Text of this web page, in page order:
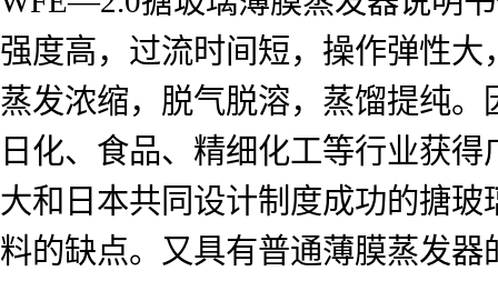
强度高，过流时间短，操作弹性
蒸发浓缩，脱气脱溶，蒸馏提纯
日化、食品、精细化工等行业获
大和日本共同设计制度成功的搪
料的缺点。又具有普通薄膜蒸发